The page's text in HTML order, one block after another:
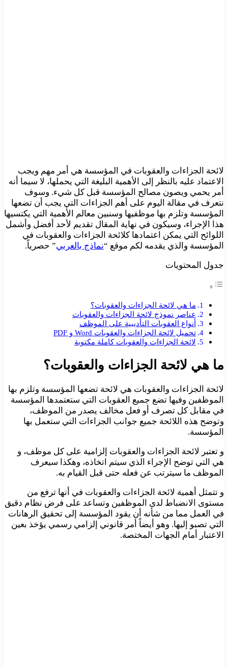
لائحة الجزاءات والعقوبات في المؤسسة هي أمر مهم ويجب
الاعتماد عليه بالنظر إلى الأهمية البليغة التي يحملها، لا سيما أنه
أمر يحمي ويصون مصالح المؤسسة قبل كل شيء. وسوف
نتعرف في مقالة اليوم على أهم الجزاءات التي يجب أن تضعها
المؤسسة وتلزم بها موظفيها وسنبين معالم الأهمية التي يكتسيها
هذا الإجراء، وسيكون في نهاية المقال تقديم لأحد أفضل وأشمل
اللوائح التي يمكن اعتمادها كلائحة الجزاءات والعقوبات في
المؤسسة والذي يقدمه لكم موقع “نماذج بالعربي” حصرياً.
جدول المحتويات
ما هي لائحة الجزاءات والعقوبات؟
عناصر نموذج لائحة الجزاءات والعقوبات
أنواع العقوبات التأديبية على الموظف
تحميل لائحة الجزاءات والعقوبات Word و PDF
لائحة الجزاءات والعقوبات كاملة مكتوبة
ما هي لائحة الجزاءات والعقوبات؟
لائحة الجزاءات والعقوبات هي لائحة تضعها المؤسسة وتلزم بها
الموظفين وفيها تضع جميع العقوبات التي ستعتمدها المؤسسة
في مقابل كل تصرف أو فعل مخالف يصدر من الموظف،
وتوضح هذه اللائحة جميع جوانب الجزاءات التي ستعمل بها
المؤسسة.
و تعتبر لائحة الجزاءات والعقوبات إلزامية على كل موظف، و
هي التي توضح الإجراء الذي سيتم اتخاذه، وهكذا سيعرف
الموظف ما سيترتب عن فعله حتى قبل القيام به.
و تتمثل أهمية لائحة الجزاءات والعقوبات في أنها ترفع من
مستوى الانضباط لدى الموظفين وتساعد على فرض نظام دقيق
في العمل مما من شأنه أن يقود المؤسسة إلى تحقيق الرهانات
التي تصبو إليها. وهو أيضاً أمر قانوني إلزامي رسمي يؤخذ بعين
الاعتبار أمام الجهات المختصة.